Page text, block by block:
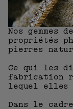
Nos gemmes
propriétés
pierres
Ce qui les
fabrication
lequel elles
Dans le